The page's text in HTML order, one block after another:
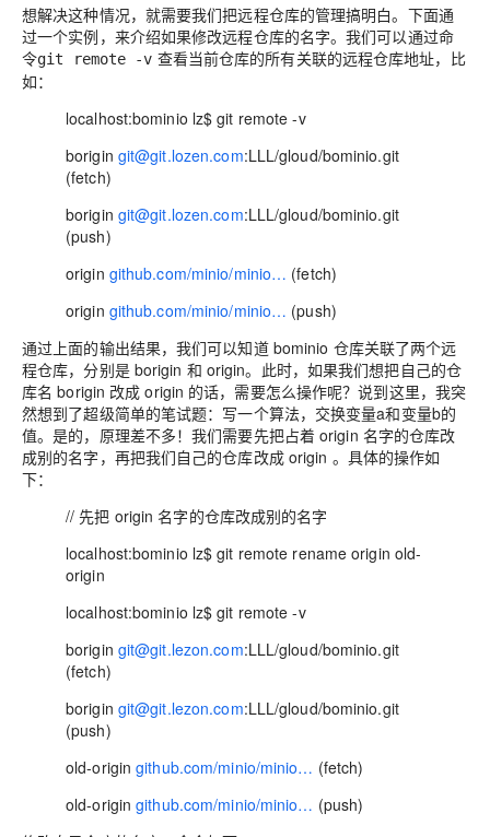
想解决这种情况，就需要我们把远程仓库的管理搞明白。下面通
过一个实例，来介绍如果修改远程仓库的名字。我们可以通过命
令git remote -v 查看当前仓库的所有关联的远程仓库地址，比
如：
localhost:bominio lz$ git remote -v
borigin git@git.lozen.com:LLL/gloud/bominio.git
(fetch)
borigin git@git.lozen.com:LLL/gloud/bominio.git
(push)
origin github.com/minio/minio… (fetch)
origin github.com/minio/minio… (push)
通过上面的输出结果，我们可以知道 bominio 仓库关联了两个远
程仓库，分别是 borigin 和 origin。此时，如果我们想把自己的仓
库名 borigin 改成 origin 的话，需要怎么操作呢？说到这里，我突
然想到了超级简单的笔试题：写一个算法，交换变量a和变量b的
值。是的，原理差不多！我们需要先把占着 origin 名字的仓库改
成别的名字，再把我们自己的仓库改成 origin 。具体的操作如
下：
// 先把 origin 名字的仓库改成别的名字
localhost:bominio lz$ git remote rename origin old-
origin
localhost:bominio lz$ git remote -v
borigin git@git.lezon.com:LLL/gloud/bominio.git
(fetch)
borigin git@git.lezon.com:LLL/gloud/bominio.git
(push)
old-origingithub.com/minio/minio… (fetch)
old-origingithub.com/minio/minio… (push)